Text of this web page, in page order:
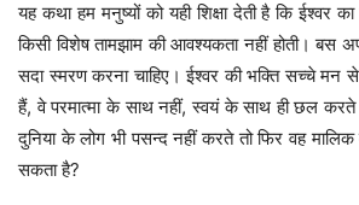
यह कथा हम मनुष्यों को यही शिक्षा देती है कि ईश्वर
किसी विशेष तामझाम की आवश्यकता नहीं होती। बस
सदा स्मरण करना चाहिए। ईश्वर की भक्ति सच्चे मन
हैं, वे परमात्मा के साथ नहीं, स्वयं के साथ ही छल करते
दुनिया के लोग भी पसन्द नहीं करते तो फिर वह
सकता है?